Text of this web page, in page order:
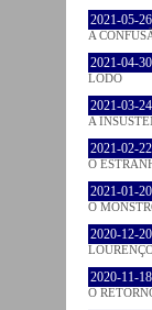
2021-05-26
A
2021-04-30
LODO
2021-03-24
A
2021-02-22
O
2021-01-20
O
2020-12-20
2020-11-18
O